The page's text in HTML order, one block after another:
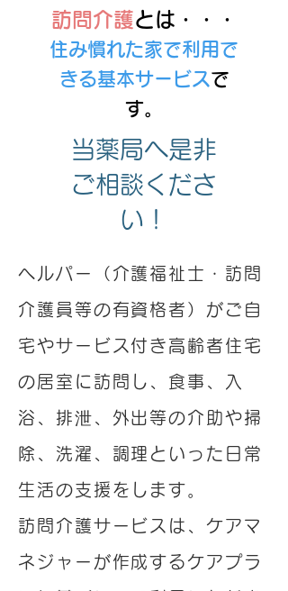
訪問介護とは・・・
住み慣れた家で利用で
きる基本サービスで
す。
当薬局へ是非
ご相談くださ
い！
ヘルパー（介護福祉士・訪問
介護員等の有資格者）がご自
宅やサービス付き高齢者住宅
の居室に訪問し、食事、入
浴、排泄、外出等の介助や掃
除、洗濯、調理といった日常
生活の支援をします。
訪問介護サービスは、ケアマ
ネジャーが作成するケアプラ